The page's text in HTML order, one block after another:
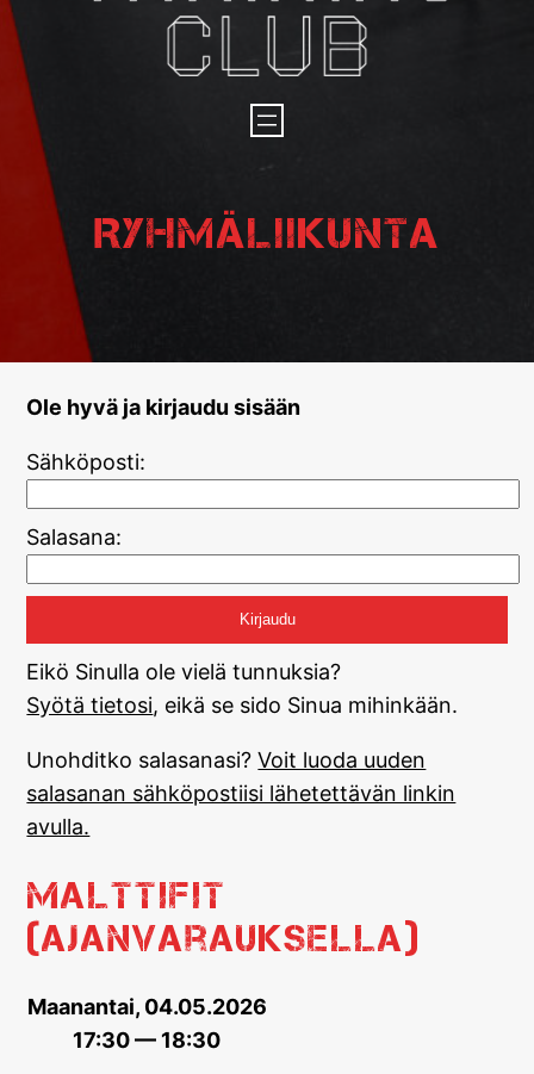
Ryhmäliikunta
Ole hyvä ja kirjaudu sisään
Sähköposti:
Salasana:
Eikö Sinulla ole vielä tunnuksia?
Syötä tietosi, eikä se sido Sinua mihinkään.
Unohditko salasanasi?Voit luoda uuden
salasanan sähköpostiisi lähetettävän linkin
avulla.
MalttiFit
(ajanvarauksella)
Maanantai, 04.05.2026
17:30 — 18:30